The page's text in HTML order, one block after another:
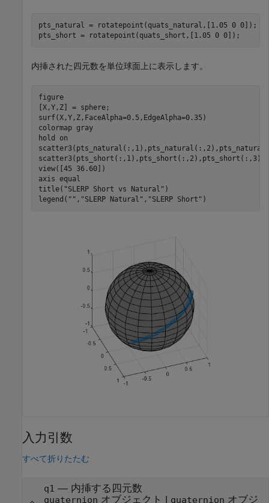
pts_natural = rotatepoint(quats_natural,[1.05 0 0]);
pts_short = rotatepoint(quats_short,[1.05 0 0]);
内挿された四元数を単位球面上に表示します。
figure
[X,Y,Z] = sphere;
surf(X,Y,Z,FaceAlpha=0.5,EdgeAlpha=0.35)
colormap gray
hold
on
scatter3(pts_short(:,1),pts_short(:,2),pts_short(:,3),
view([45 36.60])
axis equal
title( "SLERP Short vs Natural" )
legend( "" , "SLERP Natural" , "SLERP Short" )
入力引数
すべて折りたたむ
q1 — 内挿する四元数
quaternion オブジェクト quaternion オブジ